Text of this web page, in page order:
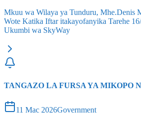
Mkuu wa Wilaya ya Tunduru, Mhe.Denis
Wote Katika Iftar itakayofanyika Tarehe
Ukumbi wa SkyWay
TANGAZO LA FURSA YA MIKOPO
11 Mac 2026Government